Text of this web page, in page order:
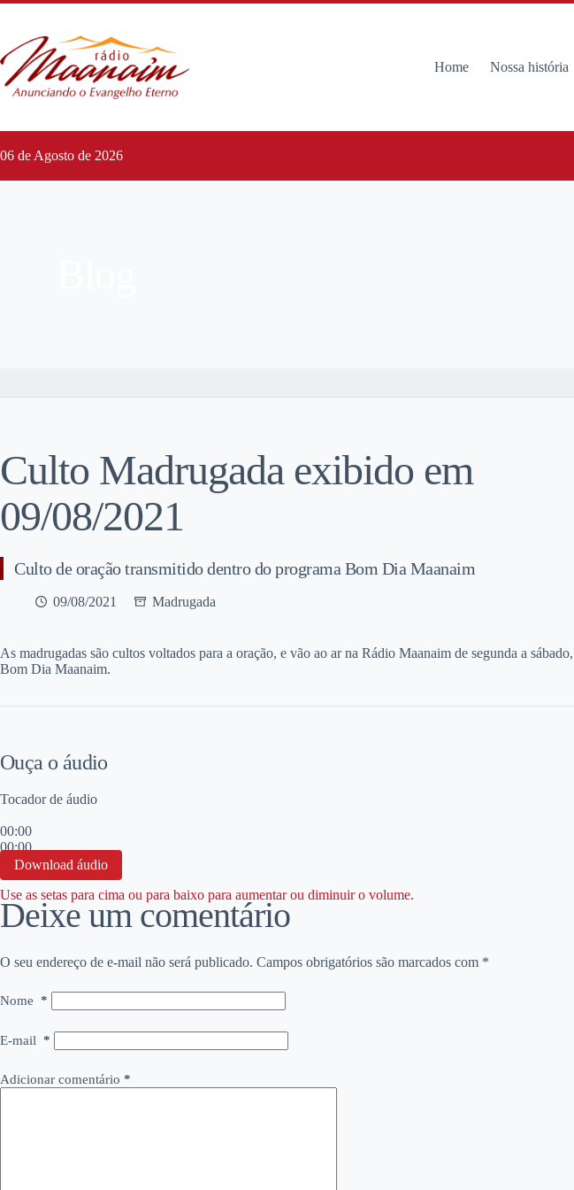
Home Nossa história
06 de Agosto de 2026
Culto Madrugada exibido em
09/08/2021
Culto de oração transmitido dentro do programa Bom Dia Maanaim
09/08/2021 Madrugada
As madrugadas são cultos voltados para a oração, e vão ao ar na Rádio Maanaim de segunda a
Bom Dia Maanaim.
Ouça o áudio
Tocador de áudio
00:00
00:00
00:00
Use as setas para cima ou para baixo para aumentar ou diminuir o volume.
Download áudio
Deixe um comentário
O seu endereço de e-mail não será publicado. Campos obrigatórios são marcados com *
Nome *
E-mail *
Adicionar comentário *